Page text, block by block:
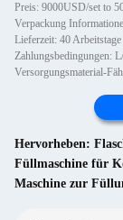
Preis: 9000USD/set to
Verpackung
Lieferzeit: 40 Arbeitstage
Zahlungsbedingungen:
Versorgungsmaterial-
Hervorheben:
Füllmaschine für
Maschine zur